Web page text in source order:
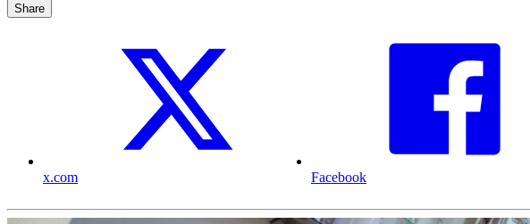
Share
x.com Facebook